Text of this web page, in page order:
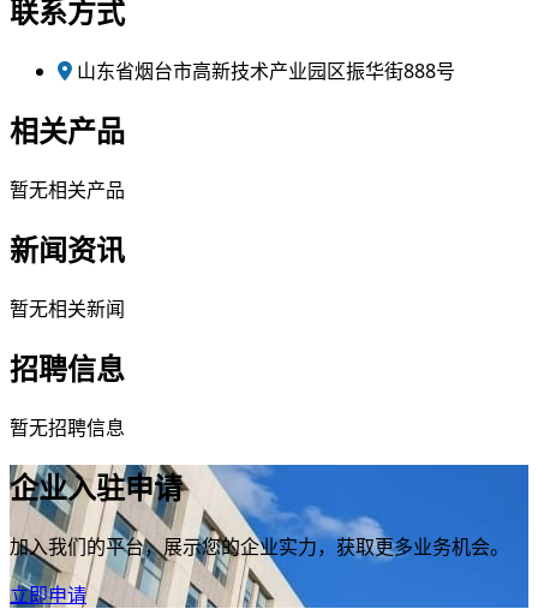
联系方式
山东省烟台市高新技术产业园区振华街888号
相关产品
暂无相关产品
新闻资讯
暂无相关新闻
招聘信息
暂无招聘信息
企业入驻申请
加入我们的平台，展示您的企业实力，获取更多业务机会。
立即申请